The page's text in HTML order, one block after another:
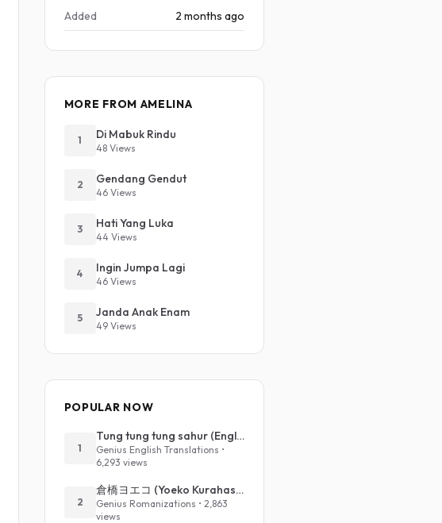
Added 2 months ago
MORE FROM AMELINA
1 Di Mabuk Rindu
48 Views
2 Gendang Gendut
46 Views
3 Hati Yang Luka
44 Views
4 Ingin Jumpa Lagi
46 Views
5 Janda Anak Enam
49 Views
POPULAR NOW
1
Tung tung tung sahur (English Translation)
Genius English Translations •
6,293 views
2
倉橋ヨエコ (Yoeko Kurahashi) - 沈める街 (Sinking Town) (Romanized)
Genius Romanizations • 2,863
views